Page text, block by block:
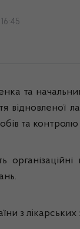
та
та
з